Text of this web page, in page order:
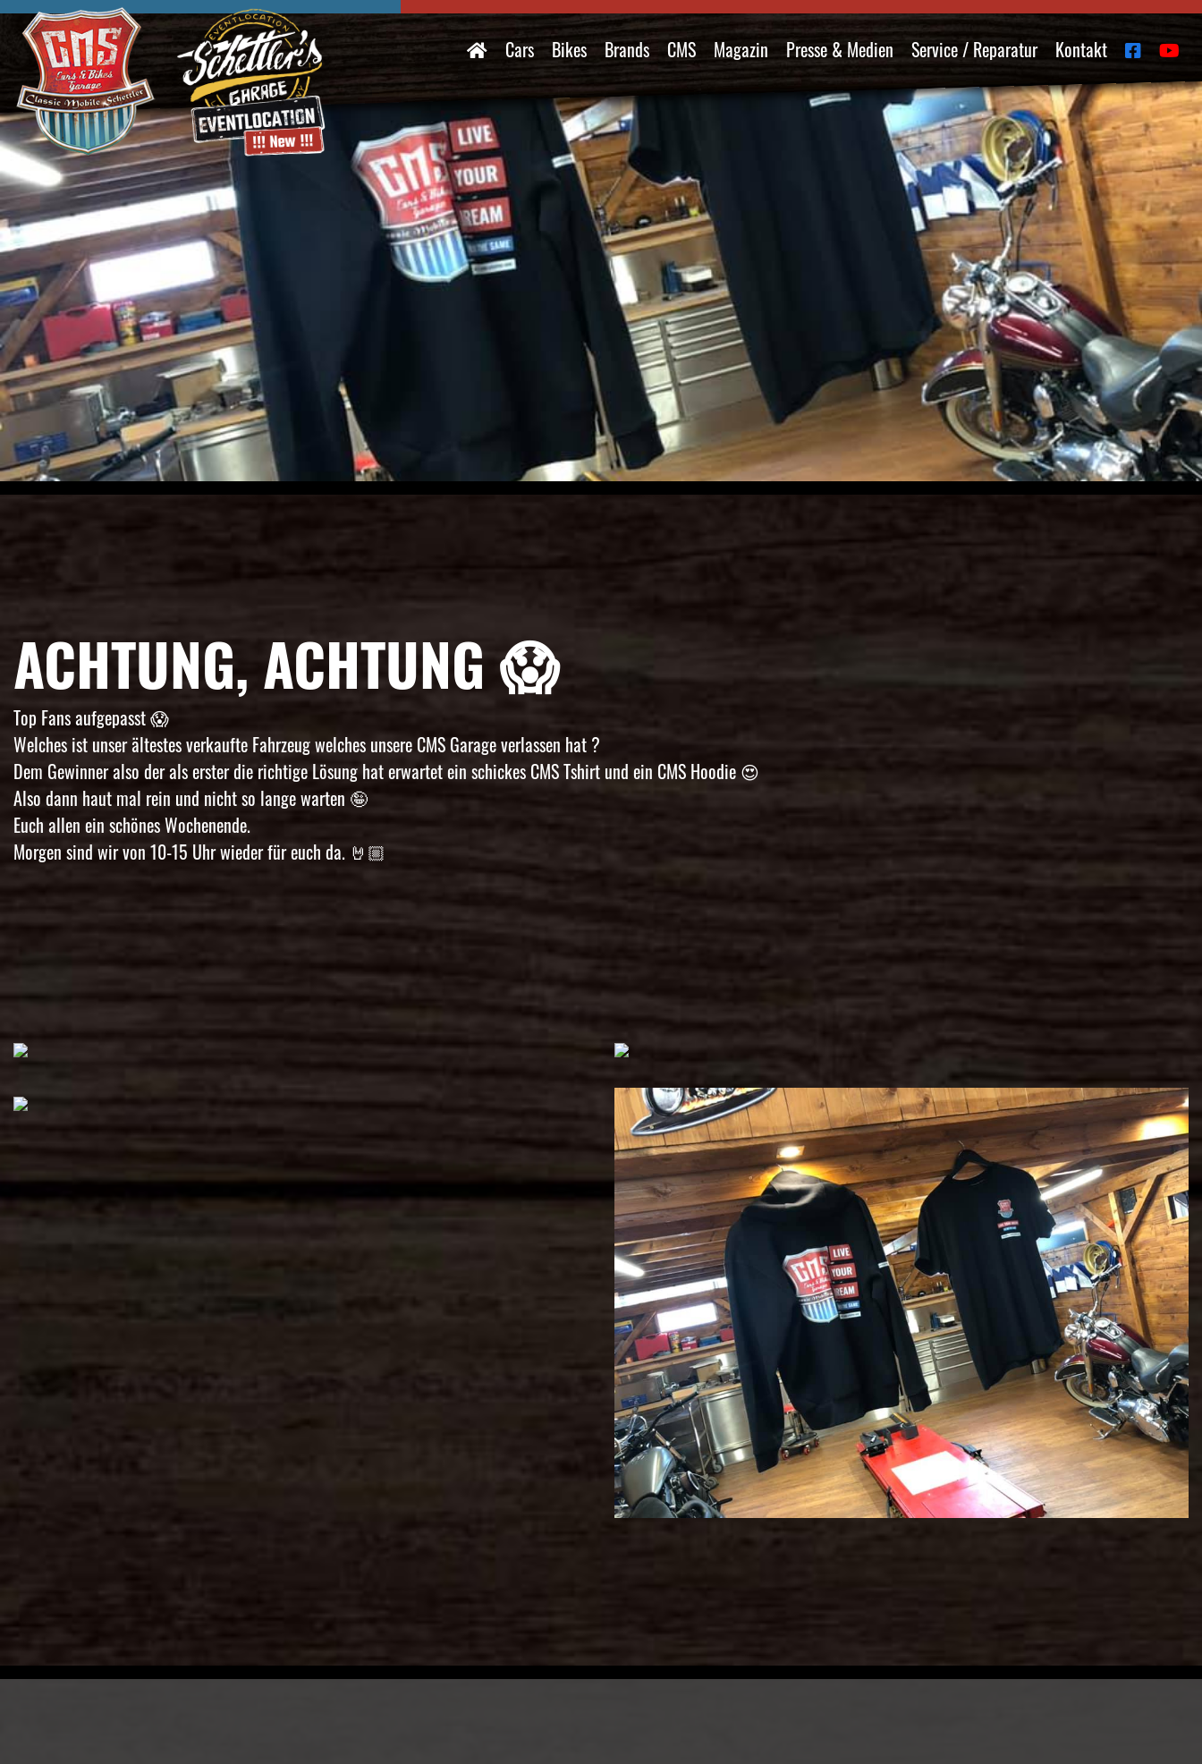
ACHTUNG, ACHTUNG 😱
Top Fans aufgepasst 😱
Welches ist unser ältestes verkaufte Fahrzeug welches unsere CMS Garage verlassen hat ?
Dem Gewinner also der als erster die richtige Lösung hat erwartet ein schickes CMS Tshirt und ein CMS Hoodie 😍
Also dann haut mal rein und nicht so lange warten 🤪
Euch allen ein schönes Wochenende.
Morgen sind wir von 10-15 Uhr wieder für euch da. 🤘🏼
Cars Bikes Brands CMS Magazin Presse & Medien Service / Reparatur Kontakt